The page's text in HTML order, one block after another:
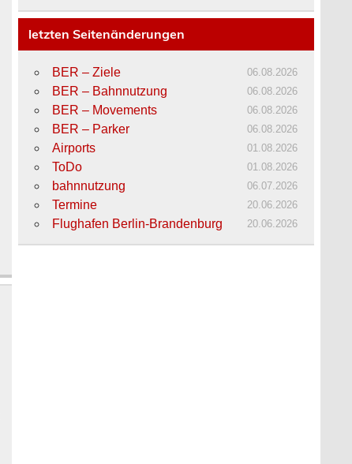
letzten Seitenänderungen
BER – Ziele 06.08.2026
BER – Bahnnutzung 06.08.2026
BER – Movements 06.08.2026
BER – Parker 06.08.2026
Airports 01.08.2026
ToDo 01.08.2026
bahnnutzung 06.07.2026
Termine 20.06.2026
Flughafen Berlin-Brandenburg 20.06.2026